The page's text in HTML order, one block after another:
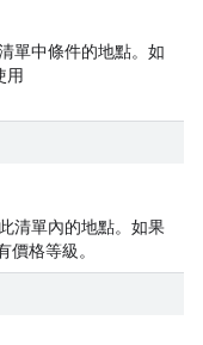
單中條件的地點。如
用
清單內的地點。如果
價格等級。